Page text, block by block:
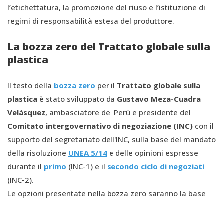
l’etichettatura, la promozione del riuso e l’istituzione di
regimi di responsabilità estesa del produttore.
La bozza zero del Trattato globale sulla
plastica
Il testo della bozza zero per il Trattato globale sulla
plastica è stato sviluppato da Gustavo Meza-Cuadra
Velásquez, ambasciatore del Perù e presidente del
Comitato intergovernativo di negoziazione (INC) con il
supporto del segretariato dell'INC, sulla base del mandato
della risoluzione UNEA 5/14 e delle opinioni espresse
durante il primo (INC-1) e il secondo ciclo di negoziati
(INC-2).
Le opzioni presentate nella bozza zero saranno la base